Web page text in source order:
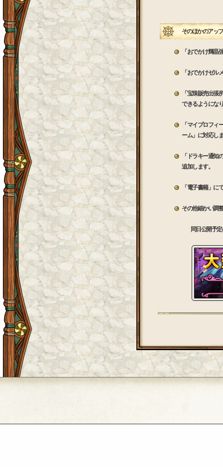
そのほかのアッ
「おでかけ輝晶
「おでかけゼル
「宝珠販売出張
できるようにな
「マイプロフ
ーム」に対応し
「ドラキー通
追加します。
「電子書籍」に
その他細かい調
同日公開予